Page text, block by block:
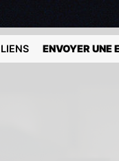
LIENS ENVOYER UNE